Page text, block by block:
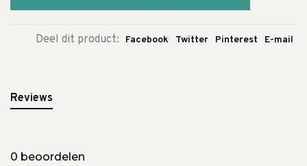
Deel dit product: Facebook Twitter Pinterest E-mail
Reviews
0 beoordelen